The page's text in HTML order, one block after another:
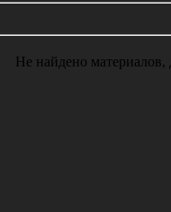
Не найдено материалов,